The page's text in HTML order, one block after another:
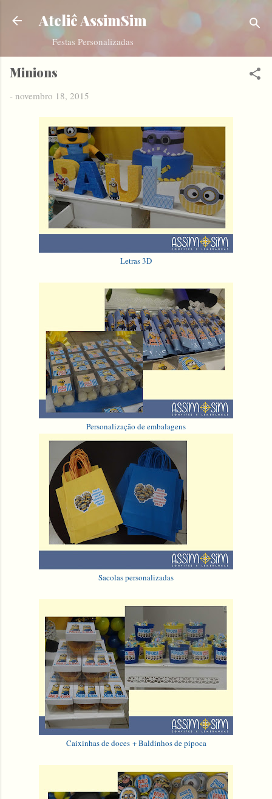
Pular para o conteúdo principal
Ateliê AssimSim
Festas Personalizadas
Minions
- novembro 18, 2015
Letras 3D
Personalização de embalagens
Sacolas personalizadas
Caixinhas de doces + Baldinhos de pipoca